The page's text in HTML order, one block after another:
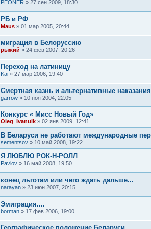
PEONER » 27 сен 2009, 18:30
РБ и РФ
Maus » 01 мар 2005, 20:44
миграция в Белоруссию
рыжий » 24 фев 2007, 20:26
Переход на латиницу
Kai » 27 мар 2006, 19:40
Смертная казнь и альтернативные наказания
garrow » 10 ноя 2004, 22:05
Конкурс « Мисс Новый Год»
Oleg_Ivanuik » 02 янв 2009, 12:41
В Беларуси не работают международные
sementsov » 10 май 2008, 19:22
Я ЛЮБЛЮ РОК-Н-РОЛЛ
Pavlov » 16 май 2008, 19:50
конец льготам или чего ждать дальше...
narayan » 23 июн 2007, 20:15
Эмиграция....
borman » 17 фев 2006, 19:00